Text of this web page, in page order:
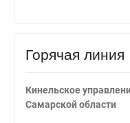
Горячая линия
Кинельское
Самарской области